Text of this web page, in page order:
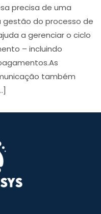
precisa de uma
do processo de
a gerenciar o ciclo
– incluindo
também